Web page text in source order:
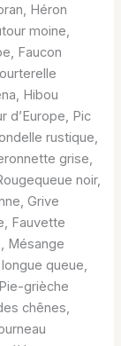
Héron
moine,
Faucon
Hibou
d’Europe, Pic
rustique,
grise,
noir,
Grive
Fauvette
Mésange
queue,
grièche
chênes,